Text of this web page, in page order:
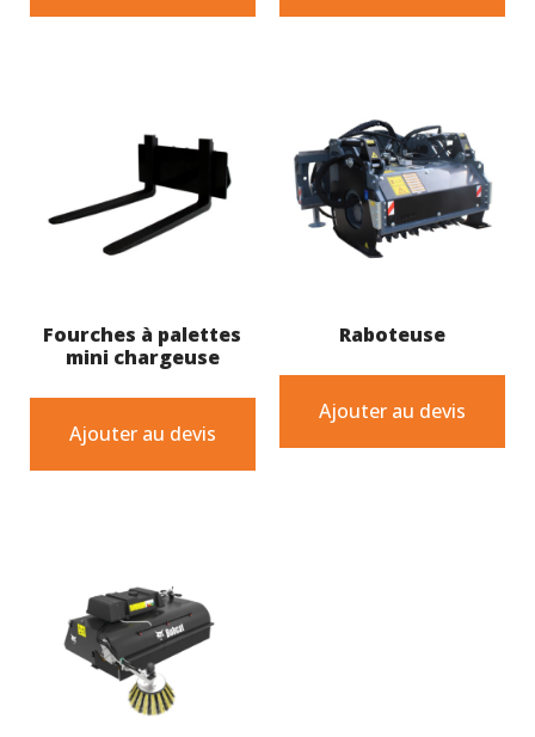
Fourches à palettes
mini chargeuse
Ajouter au devis
Raboteuse
Ajouter au devis